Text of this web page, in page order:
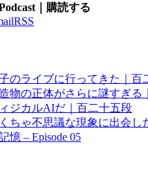
｜購読する
RSS
のライブに行ってきた｜百
物の正体がさらに謎すぎる
ジカルAIだ｜百二十五段
ちゃ不思議な現象に出会し
憶 – Episode 05